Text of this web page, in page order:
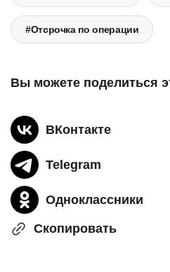
#Отсрочка по операции
Вы можете поделиться
ВКонтакте
Telegram
Одноклассники
Скопировать